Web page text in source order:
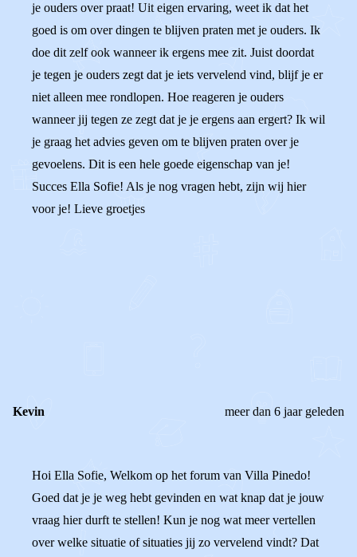
je ouders over praat! Uit eigen ervaring, weet ik dat het
goed is om over dingen te blijven praten met je ouders. Ik
doe dit zelf ook wanneer ik ergens mee zit. Juist doordat
je tegen je ouders zegt dat je iets vervelend vind, blijf je er
niet alleen mee rondlopen. Hoe reageren je ouders
wanneer jij tegen ze zegt dat je je ergens aan ergert? Ik wil
je graag het advies geven om te blijven praten over je
gevoelens. Dit is een hele goede eigenschap van je!
Succes Ella Sofie! Als je nog vragen hebt, zijn wij hier
voor je! Lieve groetjes
Kevin meer dan 6 jaar geleden
Hoi Ella Sofie, Welkom op het forum van Villa Pinedo!
Goed dat je je weg hebt gevinden en wat knap dat je jouw
vraag hier durft te stellen! Kun je nog wat meer vertellen
over welke situatie of situaties jij zo vervelend vindt? Dat